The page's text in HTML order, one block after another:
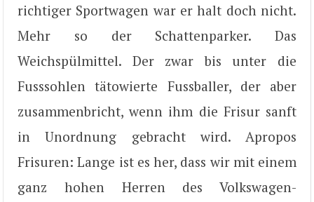
richtiger Sportwagen war er halt doch nicht.
Mehr so der Schattenparker. Das
Weichspülmittel. Der zwar bis unter die
Fusssohlen tätowierte Fussballer, der aber
zusammenbricht, wenn ihm die Frisur sanft
in Unordnung gebracht wird. Apropos
Frisuren: Lange ist es her, dass wir mit einem
ganz hohen Herren des Volkswagen-